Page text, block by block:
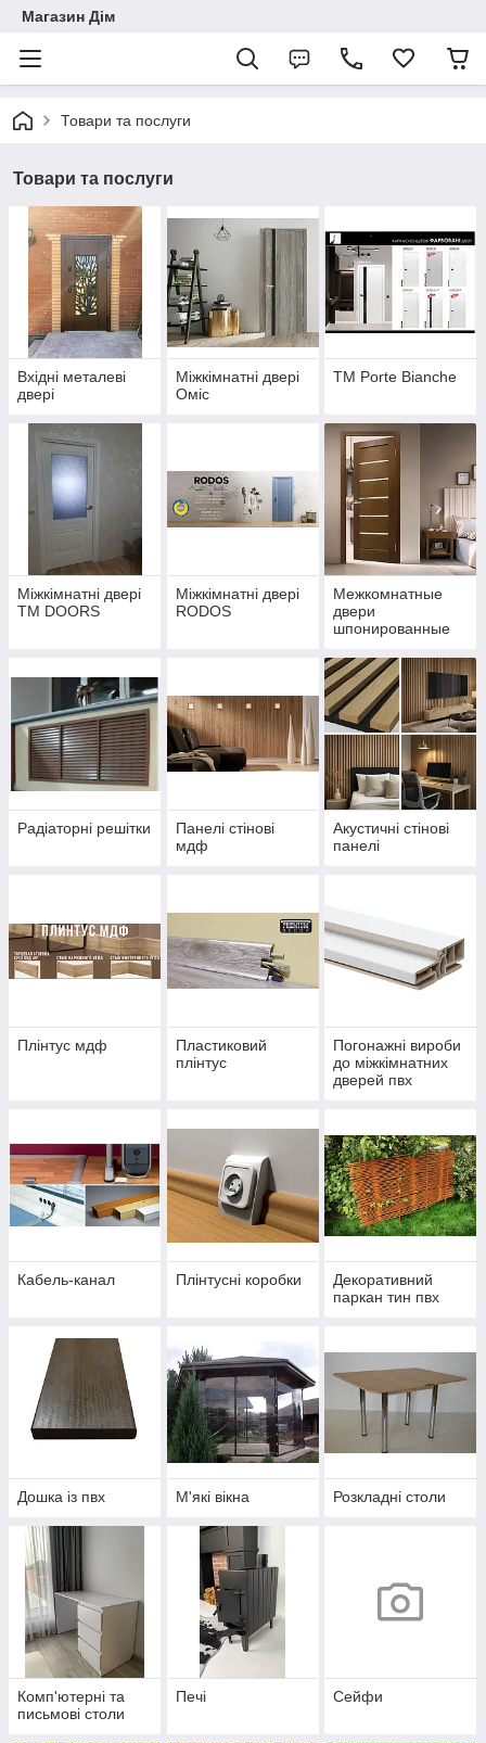
Магазин Дім
Товари та послуги
Товари та послуги
Вхідні металеві
двері
Міжкімнатні двері
Оміс
TM Porte Bianche
Міжкімнатні двері
ТМ DOORS
Міжкімнатні двері
RODOS
Межкомнатные
двери
шпонированные
Радіаторні решітки
Панелі стінові
мдф
Акустичні стінові
панелі
Плінтус мдф
Пластиковий
плінтус
Погонажні вироби
до міжкімнатних
дверей пвх
Кабель-канал Плінтусні коробки
Декоративний
паркан тин пвх
Дошка із пвх М'які вікна Розкладні столи
Комп'ютерні та
письмові столи
Печі Сейфи